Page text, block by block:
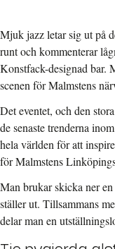
Mjuk jazz letar sig ut på
runt och kommenterar
Konstfack-designad bar.
scenen för Malmstens
Det eventet, och den
de senaste trenderna
hela världen för att
för Malmstens
Man brukar skicka ner en
ställer ut. Tillsammans
delar man en